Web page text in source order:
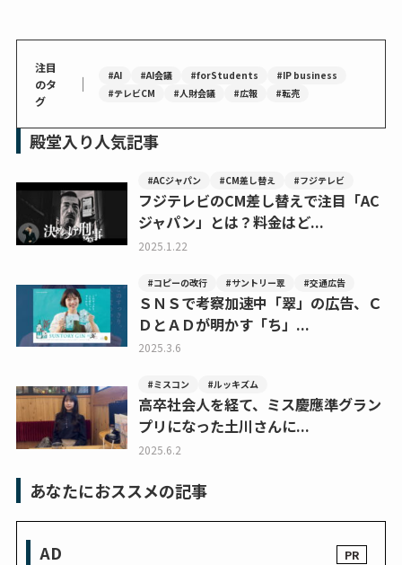
注目
のタ
グ
｜ #AI #AI会議 #forStudents
#IP business
#テレビCM
#人財会議 #広報 #転売
殿堂入り人気記事
#ACジャパン #CM差し替え #フジテレビ
フジテレビのCM差し替えで注目「AC
ジャパン」とは？料金はど...
2025.1.22
#コピーの改行 #サントリー翠 #交通広告
ＳＮＳで考察加速中「翠」の広告、Ｃ
ＤとＡＤが明かす「ち」...
2025.3.6
#ミスコン #ルッキズム
高卒社会人を経て、ミス慶應準グラン
プリになった土川さんに...
2025.6.2
あなたにおススメの記事
AD